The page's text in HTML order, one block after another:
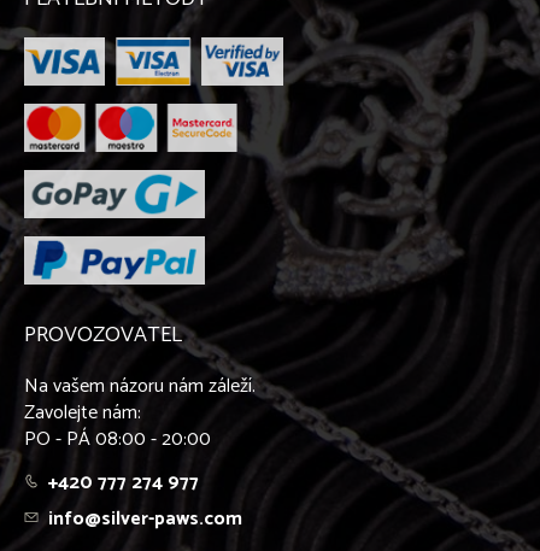
PROVOZOVATEL
Na vašem názoru nám záleží.
Zavolejte nám:
PO - PÁ 08:00 - 20:00
+420 777 274 977
info@silver-paws.com